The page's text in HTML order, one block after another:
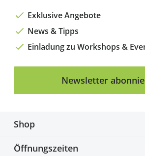
Exklusive Angebote
News & Tipps
Einladung zu Workshops &
Newsletter
Shop
Biketime GmbH
Alter Flughafen 7a
Öffnungszeiten